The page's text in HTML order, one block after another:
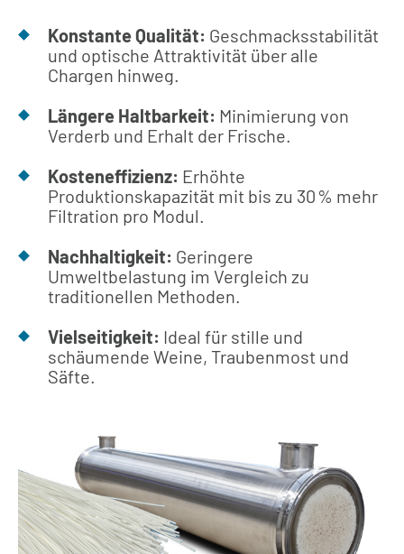
Konstante Qualität: Geschmacksstabilität
und optische Attraktivität über alle
Chargen hinweg.
Längere Haltbarkeit: Minimierung von
Verderb und Erhalt der Frische.
Kosteneffizienz: Erhöhte
Produktionskapazität mit bis zu 30 % mehr
Filtration pro Modul.
Nachhaltigkeit: Geringere
Umweltbelastung im Vergleich zu
traditionellen Methoden.
Vielseitigkeit: Ideal für stille und
schäumende Weine, Traubenmost und
Säfte.